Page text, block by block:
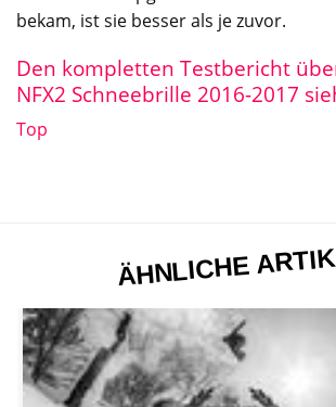
bekam, ist sie besser als je zuvor.
Den kompletten Testbericht
NFX2 Schneebrille 2016-2017
Top
ÄHNLICHE